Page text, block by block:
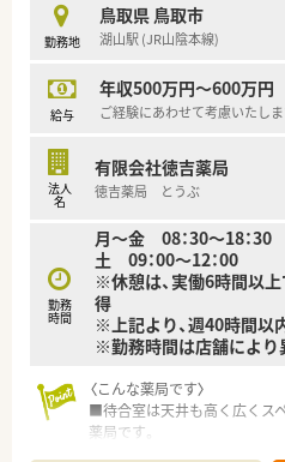
勤務地
鳥取県 鳥取市
湖山駅 (JR山陰本線)
給与
年収500万円～600万円
ご経験にあわせて考慮いたし
法人
名
有限会社徳吉薬局
徳吉薬局 とうぶ
勤務
時間
月〜金 08：30～18：30
土 09：00～12：00
※休憩は、実働6時間以
得
※上記より、週40時間以
※勤務時間は店舗により
〈こんな薬局です〉
■待合室は天井も高く広くス
薬局です。